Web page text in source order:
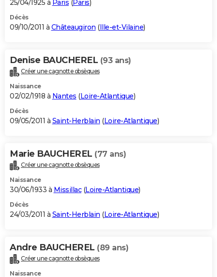
25/04/1925 à Paris (Paris)
Décès
09/10/2011 à Châteaugiron (Ille-et-Vilaine)
Denise BAUCHEREL (93 ans)
Créer une cagnotte obsèques
Naissance
02/02/1918 à Nantes (Loire-Atlantique)
Décès
09/05/2011 à Saint-Herblain (Loire-Atlantique)
Marie BAUCHEREL (77 ans)
Créer une cagnotte obsèques
Naissance
30/06/1933 à Missillac(Loire-Atlantique)
Décès
24/03/2011 à Saint-Herblain (Loire-Atlantique)
Andre BAUCHEREL (89 ans)
Créer une cagnotte obsèques
Naissance